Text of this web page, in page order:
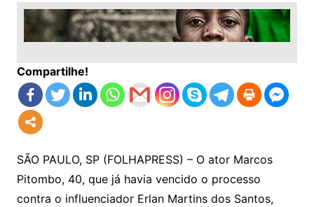
Compartilhe!
SÃO PAULO, SP (FOLHAPRESS) – O ator Marcos
Pitombo, 40, que já havia vencido o processo
contra o influenciador Erlan Martins dos Santos,